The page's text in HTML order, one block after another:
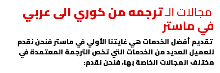
مجالات الـترجمه من كوري الى عربي
في ماستر
تقديم أفضل الخدمات هي غايتنا الأولي في ماستر فنحن نقدم
للعميل العديد من الخدمات التي تخص الترجمة المعتمدة في
مختلف المجالات الخاصة بها، فنحن نقدم: